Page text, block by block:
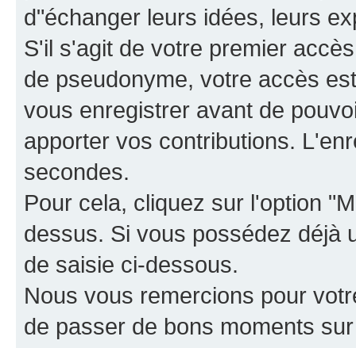
d"échanger leurs idées, leurs
S'il s'agit de votre premier
de pseudonyme, votre accès
vous enregistrer avant de
apporter vos contributions.
secondes.
Pour cela, cliquez sur l'option
dessus. Si vous possédez déjà
de saisie ci-dessous.
Nous vous remercions pour
de passer de bons moments